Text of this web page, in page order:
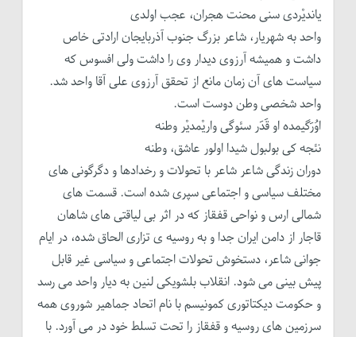
یاندیْردی سنی محنت هجران، عجب اولدی
واحد به شهریار، شاعر بزرگ جنوب آذربایجان ارادتی خاص
داشت و همیشه آرزوی دیدار وی را داشت ولی افسوس که
سیاست های آن زمان مانع از تحقق آرزوی علی آقا واحد شد.
واحد شخصی وطن دوست است.
اوُرَگیمده او قَدَر سئوگی واریْمدیْر وطنه
نئجه کی بولبول شیدا اولور عاشق، وطنه
دوران زندگی شاعر شاعر با تحولات و رخدادها و دگرگونی های
مختلف سیاسی و اجتماعی سپری شده است. قسمت های
شمالی ارس و نواحی قفقاز که در اثر بی لیاقتی های شاهان
قاجار از دامن ایران جدا و به روسیه ی تزاری الحاق شده، در ایام
جوانی شاعر، دستخوش تحولات اجتماعی و سیاسی غیر قابل
پیش بینی می شود. انقلاب بلشویکی لنین به دیار واحد می رسد
و حکومت دیکتاتوری کمونیسم با نام اتحاد جماهیر شوروی همه
سرزمین های روسیه و قفقاز را تحت تسلط خود در می آورد. با